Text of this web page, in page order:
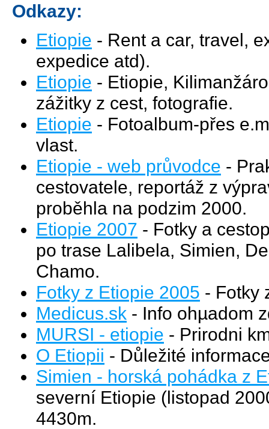
Odkazy:
Etiopie - Rent a car, travel,
expedice atd).
Etiopie - Etiopie,
zážitky z cest, fotografie.
Etiopie - Fotoalbum-přes
vlast.
Etiopie - web průvodce -
cestovatele, reportáž z
proběhla na podzim 2000.
Etiopie 2007 - Fotky a
po trase Lalibela, Simien,
Chamo.
Fotky z Etiopie 2005 - Fotky
Medicus.sk - Info ohµadom
MURSI - etiopie - Prirodni
O Etiopii - Důležité
Simien - horská pohádka z
severní Etiopie (listopad
4430m.